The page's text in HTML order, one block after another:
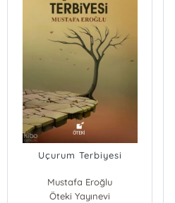
Uçurum Terbiyesi
Mustafa Eroğlu
Öteki Yayınevi